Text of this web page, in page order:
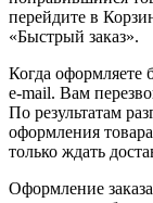
перейдите в
«Быстрый заказ».
Когда
e-mail. Вам
По результатам
оформления
только ждать
Оформление